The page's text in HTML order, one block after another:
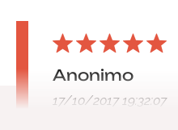
Anonimo
17/10/2017 19:32:07